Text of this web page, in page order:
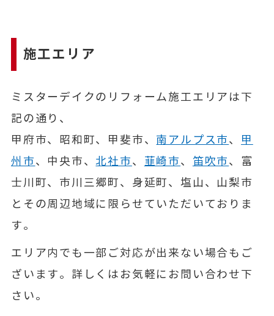
施工エリア
ミスターデイクのリフォーム施工エリアは下
記の通り、
甲府市、昭和町、甲斐市、 南アルプス市、 甲
州市、中央市、北社市、 韮崎市、 笛吹市、富
士川町、市川三郷町、身延町、塩山、山梨市
とその周辺地域に限らせていただいておりま
す。
エリア内でも一部ご対応が出来ない場合もご
ざいます。詳しくはお気軽にお問い合わせ下
さい。